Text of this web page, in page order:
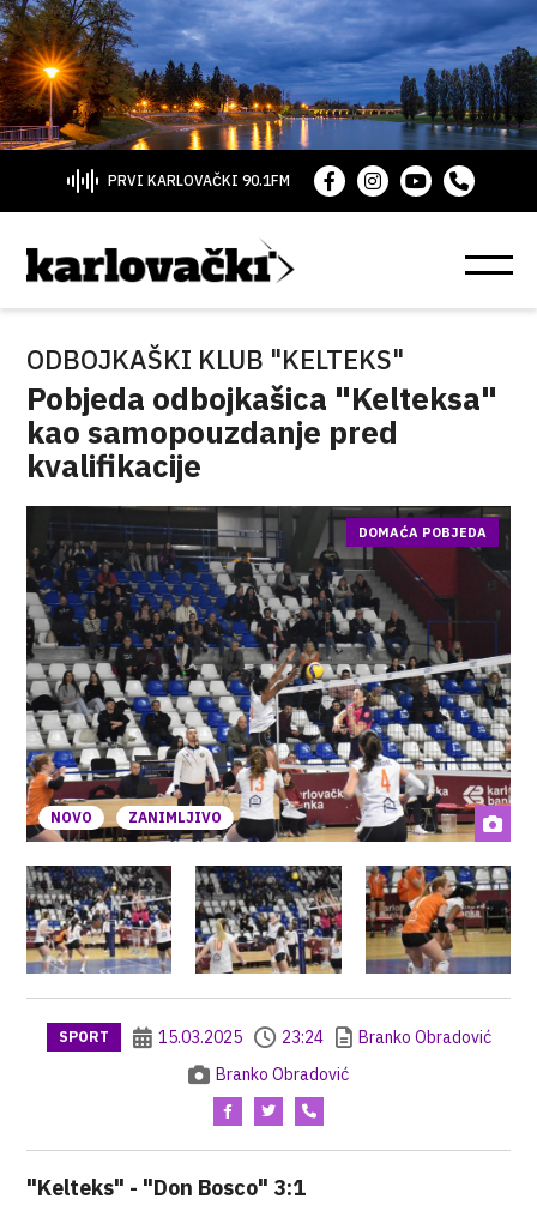
PRVI KARLOVAČKI 90.1FM
ODBOJKAŠKI KLUB "KELTEKS"
Pobjeda odbojkašica "Kelteksa"
kao samopouzdanje pred
kvalifikacije
NOVO ZANIMLJIVO
DOMAĆA POBJEDA
SPORT 15.03.2025 23:24
Branko Obradović
Branko Obradović
"Kelteks" - "Don Bosco" 3:1